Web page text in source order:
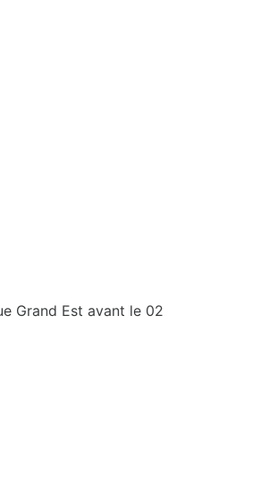
Grand Est avant le 02